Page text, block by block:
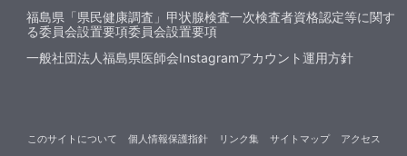
福島県「県民健康調査」甲状腺検査一次検査者資格認定等に関す
る委員会設置要項委員会設置要項
一般社団法人福島県医師会Instagramアカウント運用方針
このサイトについて 個人情報保護指針 リンク集 サイトマップ アクセス